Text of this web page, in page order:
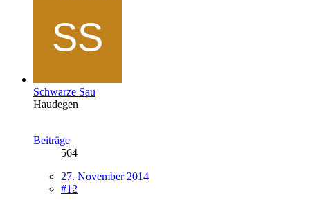
Schwarze Sau
Haudegen
Beiträge
564
27. November 2014
#12